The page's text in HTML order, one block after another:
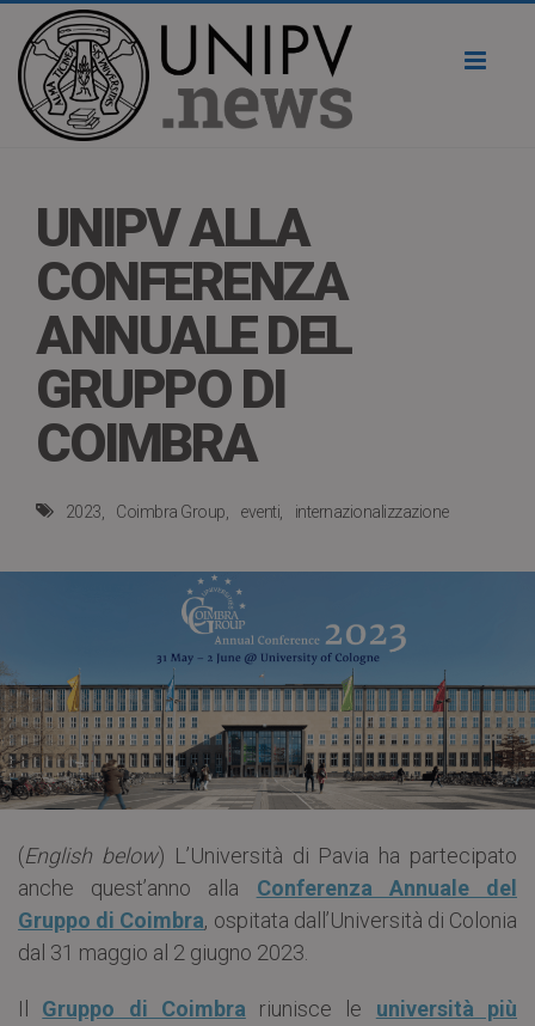
UNIPV ALLA
CONFERENZA
ANNUALE DEL
GRUPPO DI
COIMBRA
2023 Coimbra Group eventi internazionalizzazione
(English below) L’Università di Pavia ha partecipato
anche quest’anno alla Conferenza Annuale del
Gruppo di Coimbra, ospitata dall’Università di Colonia
dal 31 maggio al 2 giugno 2023.
Il Gruppo di Coimbra riunisce le università più